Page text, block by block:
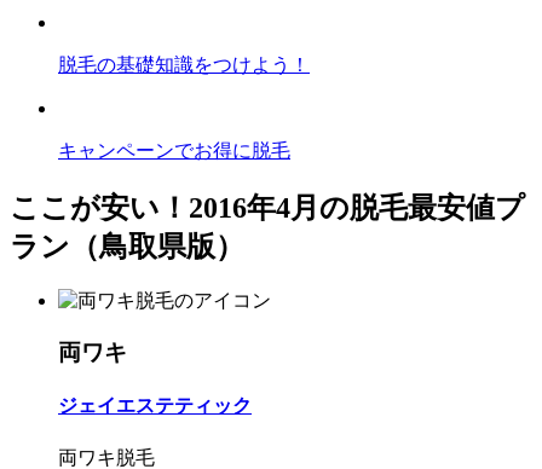
脱毛の基礎知識をつけよう！
キャンペーンでお得に脱毛
ここが安い！2016年4月の脱毛最安値プ
ラン（鳥取県版）
両ワキ
ジェイエステティック
両ワキ脱毛